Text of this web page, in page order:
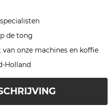
de tong
onze machines en koffie
Holland